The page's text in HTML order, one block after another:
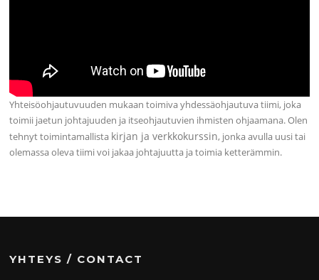
Yhteisöohjautuvuuden mukaan toimiva yhdessäohjautuva tiimi, joka
toimii jaetun johtajuuden ja itseohjautuvien ihmisten ohjaamana. Olen
tehnyt toimintamallista kirjan ja verkkokurssin, jonka avulla uusi tai
olemassa oleva tiimi voi jakaa johtajuutta ja toimia ketterämmin.
YHTEYS / CONTACT